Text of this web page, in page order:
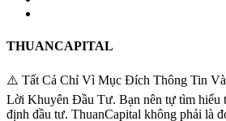
THUANCAPITAL
⚠️ Tất Cả Chỉ Vì Mục Đích Thông Tin
Lời Khuyên Đầu Tư. Bạn nên tự tìm hiểu
định đầu tư. ThuanCapital không phải là